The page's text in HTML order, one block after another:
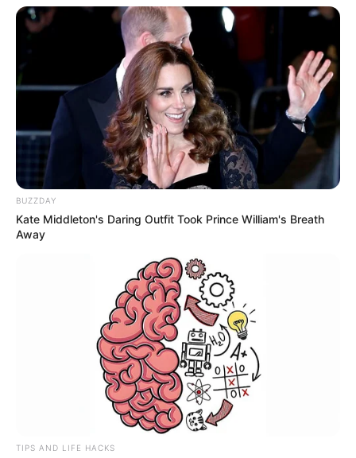
BUZZDAY
Kate Middleton's Daring Outfit Took Prince William's Breath
Away
TIPS AND LIFE HACKS